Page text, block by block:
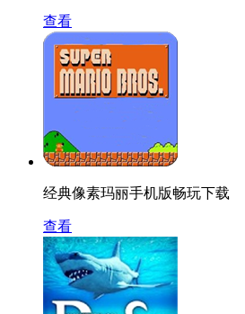
查看
经典像素玛丽手机版畅玩下载
查看